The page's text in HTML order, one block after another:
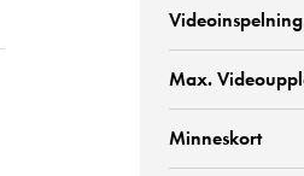
Videoinspelning
Max.
Minneskort